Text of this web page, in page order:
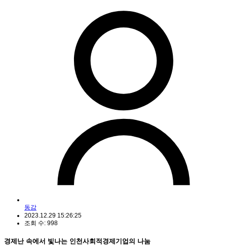
동감
2023.12.29 15:26:25
조회 수: 998
경제난 속에서 빛나는 인천사회적경제기업의 나눔